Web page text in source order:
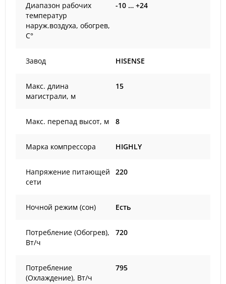
Диапазон рабочих
температур
наруж.воздуха, обогрев,
С°
-10 … +24
Завод HISENSE
Макс. длина
магистрали, м
15
Макс. перепад высот, м 8
Марка компрессора HIGHLY
Напряжение питающей
сети
220
Ночной режим (сон) Есть
Потребление (Обогрев),
Вт/ч
720
Потребление
(Охлаждение), Вт/ч
795